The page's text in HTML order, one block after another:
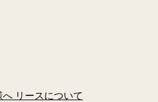
リースについて